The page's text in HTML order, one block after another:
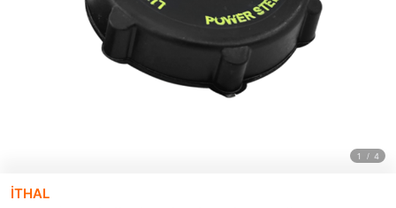
İTHAL